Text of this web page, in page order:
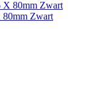
80mm Zwart